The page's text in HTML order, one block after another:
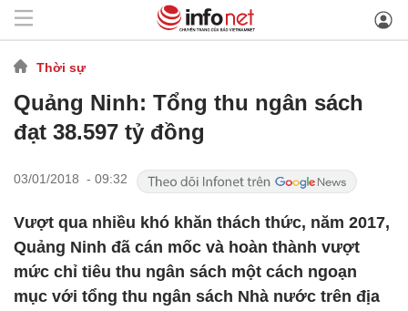
Thời sự
Quảng Ninh: Tổng thu ngân sách
đạt 38.597 tỷ đồng
03/01/2018 - 09:32
Vượt qua nhiều khó khăn thách thức, năm 2017,
Quảng Ninh đã cán mốc và hoàn thành vượt
mức chỉ tiêu thu ngân sách một cách ngoạn
mục với tổng thu ngân sách Nhà nước trên địa